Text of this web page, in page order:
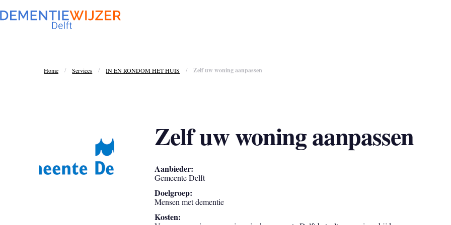
Home / Services / IN EN RONDOM HET HUIS / Zelf uw woning aanpassen
Zelf uw woning aanpassen
Aanbieder:
Gemeente Delft
Doelgroep:
Mensen met dementie
Kosten: